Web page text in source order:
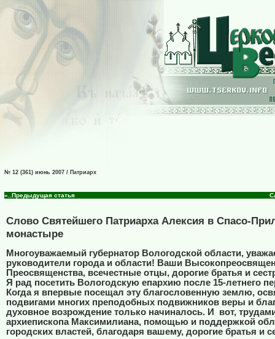
№ 12 (361) июнь 2007 / Патриарх
«..Предыдущая статья
Слово Святейшего Патриарха Алексия в Спасо-
монастыре
Многоуважаемый губернатор Вологодской области,
руководители города и области! Ваши
Преосвященства, всечестные отцы, дорогие братья и
Я рад посетить Вологодскую епархию после 15-летнего
Когда я впервые посещал эту благословенную землю,
подвигами многих преподобных подвижников веры и
духовное возрождение только начиналось. И
вот,
архиепископа Максимилиана, помощью и поддержкой
городских властей, благодаря вашему, дорогие братья и